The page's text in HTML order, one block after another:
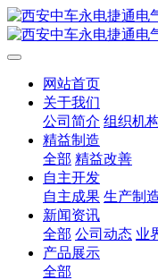
网站首页
关于我们
公司简介 组织机
精益制造
全部 精益改善
自主开发
自主成果 生产制
新闻资讯
全部 公司动态 业
产品展示
全部